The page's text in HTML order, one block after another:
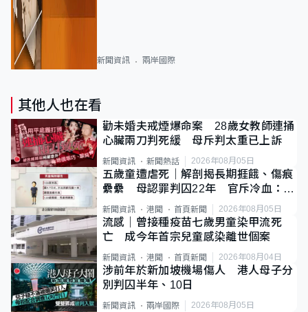
新聞資訊 兩岸國際
其他人也在看
勸未婚夫戒煙爆命案 28歲女教師連捅
心臟兩刀判死緩 母斥判太重已上訴
新聞資訊 新聞熱話 2026年08月05日
五歲童遭虐死｜解剖揭長期捱餓、傷痕
纍纍 母認罪判囚22年 官斥冷血：同
類案最惡劣
新聞資訊 港聞 首頁新聞 2026年08月05日
流感｜曾接種疫苗七歲男童染甲流死
亡 成今年首宗兒童感染離世個案
新聞資訊 港聞 首頁新聞 2026年08月04日
涉前年於新加坡機場傷人 港人母子分
別判囚半年、10日
新聞資訊 兩岸國際 2026年08月05日